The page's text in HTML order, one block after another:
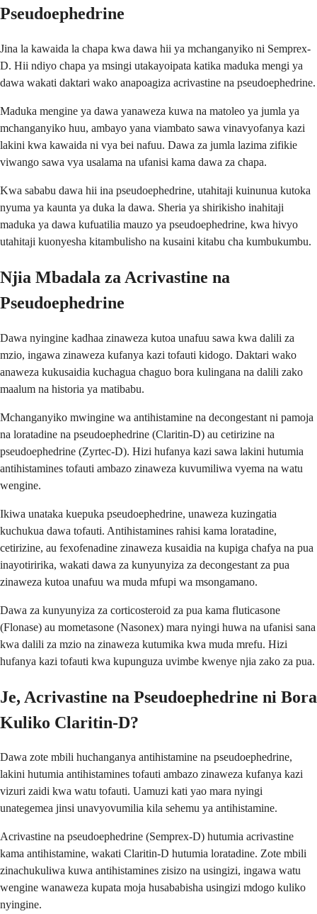
Pseudoephedrine
Jina la kawaida la chapa kwa dawa hii ya mchanganyiko ni Semprex-
D. Hii ndiyo chapa ya msingi utakayoipata katika maduka mengi ya
dawa wakati daktari wako anapoagiza acrivastine na pseudoephedrine.
Maduka mengine ya dawa yanaweza kuwa na matoleo ya jumla ya
mchanganyiko huu, ambayo yana viambato sawa vinavyofanya kazi
lakini kwa kawaida ni vya bei nafuu. Dawa za jumla lazima zifikie
viwango sawa vya usalama na ufanisi kama dawa za chapa.
Kwa sababu dawa hii ina pseudoephedrine, utahitaji kuinunua kutoka
nyuma ya kaunta ya duka la dawa. Sheria ya shirikisho inahitaji
maduka ya dawa kufuatilia mauzo ya pseudoephedrine, kwa hivyo
utahitaji kuonyesha kitambulisho na kusaini kitabu cha kumbukumbu.
Njia Mbadala za Acrivastine na
Pseudoephedrine
Dawa nyingine kadhaa zinaweza kutoa unafuu sawa kwa dalili za
mzio, ingawa zinaweza kufanya kazi tofauti kidogo. Daktari wako
anaweza kukusaidia kuchagua chaguo bora kulingana na dalili zako
maalum na historia ya matibabu.
Mchanganyiko mwingine wa antihistamine na decongestant ni pamoja
na loratadine na pseudoephedrine (Claritin-D) au cetirizine na
pseudoephedrine (Zyrtec-D). Hizi hufanya kazi sawa lakini hutumia
antihistamines tofauti ambazo zinaweza kuvumiliwa vyema na watu
wengine.
Ikiwa unataka kuepuka pseudoephedrine, unaweza kuzingatia
kuchukua dawa tofauti. Antihistamines rahisi kama loratadine,
cetirizine, au fexofenadine zinaweza kusaidia na kupiga chafya na pua
inayotiririka, wakati dawa za kunyunyiza za decongestant za pua
zinaweza kutoa unafuu wa muda mfupi wa msongamano.
Dawa za kunyunyiza za corticosteroid za pua kama fluticasone
(Flonase) au mometasone (Nasonex) mara nyingi huwa na ufanisi sana
kwa dalili za mzio na zinaweza kutumika kwa muda mrefu. Hizi
hufanya kazi tofauti kwa kupunguza uvimbe kwenye njia zako za pua.
Je, Acrivastine na Pseudoephedrine ni Bora
Kuliko Claritin-D?
Dawa zote mbili huchanganya antihistamine na pseudoephedrine,
lakini hutumia antihistamines tofauti ambazo zinaweza kufanya kazi
vizuri zaidi kwa watu tofauti. Uamuzi kati yao mara nyingi
unategemea jinsi unavyovumilia kila sehemu ya antihistamine.
Acrivastine na pseudoephedrine (Semprex-D) hutumia acrivastine
kama antihistamine, wakati Claritin-D hutumia loratadine. Zote mbili
zinachukuliwa kuwa antihistamines zisizo na usingizi, ingawa watu
wengine wanaweza kupata moja husababisha usingizi mdogo kuliko
nyingine.